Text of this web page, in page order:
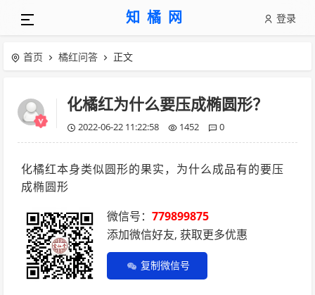
知橘网 登录
首页 橘红问答 正文
化橘红为什么要压成椭圆形？
2022-06-22 11:22:58 1452 0
化橘红本身类似圆形的果实，为什么成品有的要压
成椭圆形
微信号： 779899875
添加微信好友, 获取更多优惠
复制微信号